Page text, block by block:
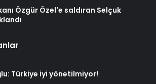
Özgür Özel'e saldıran Selçuk
Türkiye iyi yönetilmiyor!